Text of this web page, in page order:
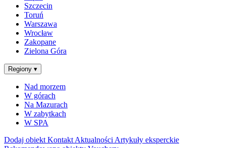
Szczecin
Toruń
Warszawa
Wrocław
Zakopane
Zielona Góra
Regiony ▾
Nad morzem
W górach
Na Mazurach
W zabytkach
W SPA
Dodaj obiekt Kontakt Aktualności Artykuły eksperckie